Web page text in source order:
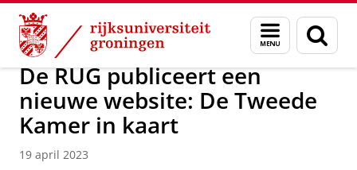
Skip
Content
Skip
Navigation
Menu
en
zoeken
Over ons Campus Fryslân
De RUG publiceert een
nieuwe website: De Tweede
Kamer in kaart
19 april 2023